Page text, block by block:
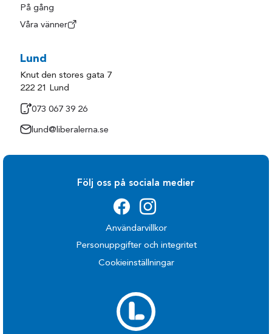
På gång
Våra vänner
Lund
Knut den stores gata 7
222 21 Lund
073 067 39 26
lund@liberalerna.se
Följ oss på sociala medier
Användarvillkor
Personuppgifter och integritet
Cookieinställningar